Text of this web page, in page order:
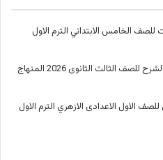
الخامس الابتدائي الترم الاول
تحميل كتاب الامتحان في الكيمياء جزء الشرح للصف الثالث الثانوى 2026 المنهاج
الاول الاعدادى الازهري الترم الاول